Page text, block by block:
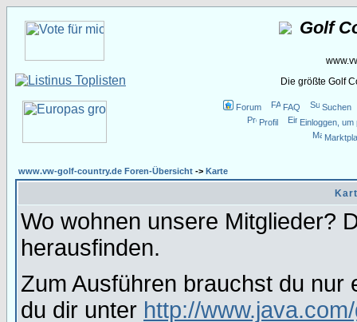
Golf
Die größte Golf
Forum FAQ
Suchen
Profil
Einloggen,
www.vw-golf-country.de Foren-Übersicht -> Karte
Wo wohnen unsere Mitglieder?
herausfinden.
Zum Ausführen brauchst du nur
du dir unter http://